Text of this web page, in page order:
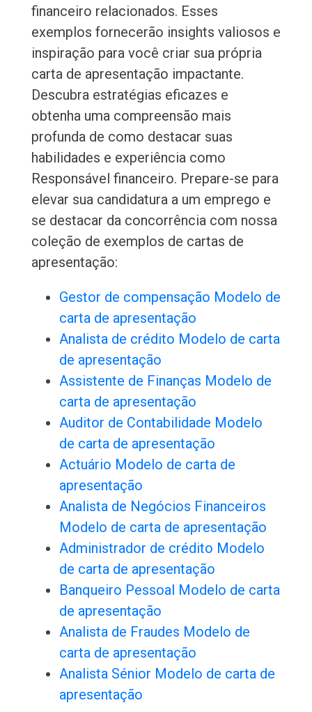
financeiro relacionados. Esses
exemplos fornecerão insights valiosos e
inspiração para você criar sua própria
carta de apresentação impactante.
Descubra estratégias eficazes e
obtenha uma compreensão mais
profunda de como destacar suas
habilidades e experiência como
Responsável financeiro. Prepare-se para
elevar sua candidatura a um emprego e
se destacar da concorrência com nossa
coleção de exemplos de cartas de
apresentação:
Gestor de compensação Modelo de
carta de apresentação
Analista de crédito Modelo de carta
de apresentação
Assistente de Finanças Modelo de
carta de apresentação
Auditor de Contabilidade Modelo
de carta de apresentação
Actuário Modelo de carta de
apresentação
Analista de Negócios Financeiros
Modelo de carta de apresentação
Administrador de crédito Modelo
de carta de apresentação
Banqueiro Pessoal Modelo de carta
de apresentação
Analista de Fraudes Modelo de
carta de apresentação
Analista Sénior Modelo de carta de
apresentação